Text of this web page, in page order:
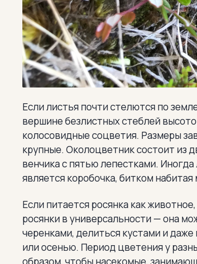
Если листья почти стелются по
вершине безлистных стеблей
колосовидные соцветия. Размеры
крупные. Околоцветник состоит из
венчика с пятью лепестками.
является коробочка, битком
Если питается росянка как
росянки в универсальности — она
черенками, делиться кустами и
или осенью. Период цветения у